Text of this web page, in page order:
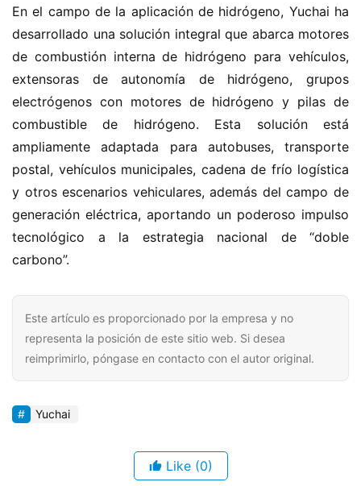
i
ó
n
d
e
n
u
e
v
n
e
r
í
En el campo de la aplicación de hidrógeno, Yuchai ha
desarrollado una solución integral que abarca motores
de combustión interna de hidrógeno para vehículos,
extensoras de autonomía de hidrógeno, grupos
electrógenos con motores de hidrógeno y pilas de
combustible de hidrógeno. Esta solución está
ampliamente adaptada para autobuses, transporte
postal, vehículos municipales, cadena de frío logística
y otros escenarios vehiculares, además del campo de
generación eléctrica, aportando un poderoso impulso
tecnológico a la estrategia nacional de “doble
carbono”.
Este artículo es proporcionado por la empresa y no
representa la posición de este sitio web. Si desea
reimprimirlo, póngase en contacto con el autor original.
Yuchai
Like (0)